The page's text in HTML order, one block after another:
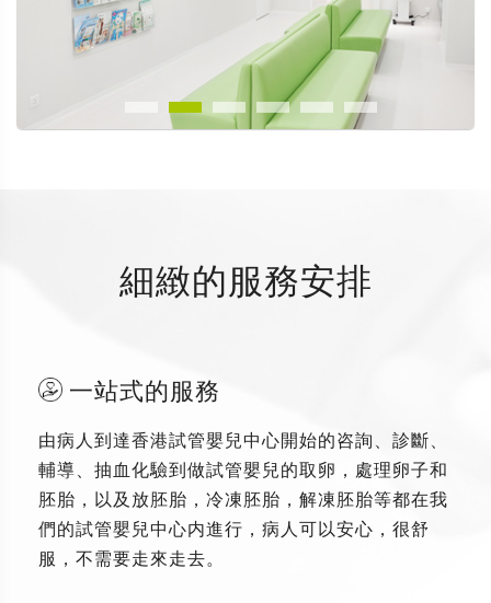
細緻的服務安排
一站式的服務
由病人到達香港試管嬰兒中心開始的咨詢、診斷、
輔導、抽血化驗到做試管嬰兒的取卵，處理卵子和
胚胎，以及放胚胎，冷凍胚胎，解凍胚胎等都在我
們的試管嬰兒中心内進行，病人可以安心，很舒
服，不需要走來走去。